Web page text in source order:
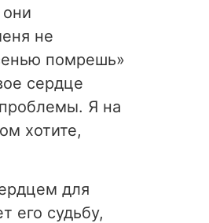
не
помрешь»
сердце
Я на
хотите,
для
его судьбу,